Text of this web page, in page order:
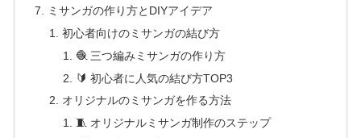
ミサンガの作り方とDIYアイデア
初心者向けのミサンガの結び方
🧶 三つ編みミサンガの作り方
🔰 初心者に人気の結び方TOP3
オリジナルのミサンガを作る方法
🧵 オリジナルミサンガ制作のステップ